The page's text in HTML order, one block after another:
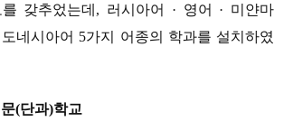
갖추었는데, 러시아어 · 영어 · 미얀마
도네시아어 5가지 어종의 학과를 설치하였
(단과)학교